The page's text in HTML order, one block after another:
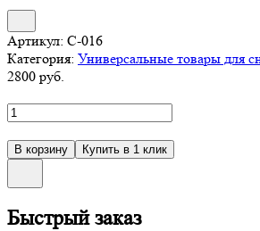
Артикул: С-016
Категория: Универсальные товары для
2800 руб.
Быстрый заказ